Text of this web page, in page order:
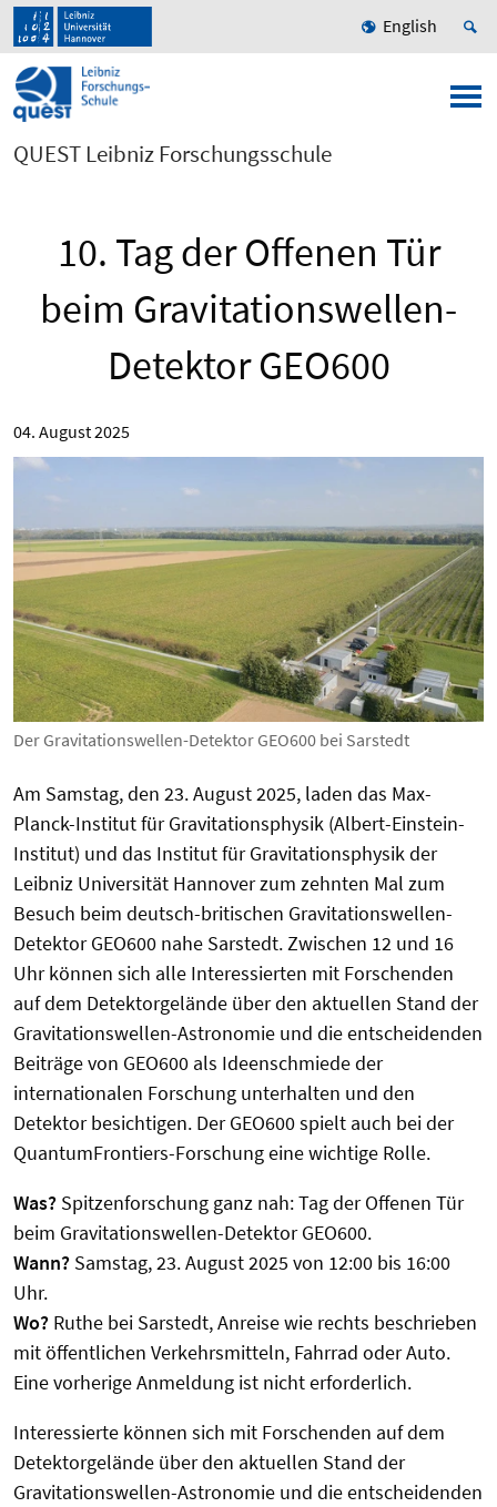
English
QUEST Leibniz Forschungsschule
10. Tag der Offenen Tür
beim Gravitationswellen-
Detektor GEO600
04. August 2025
Der Gravitationswellen-Detektor GEO600 bei Sarstedt
Am Samstag, den 23. August 2025, laden das Max-
Planck-Institut für Gravitationsphysik (Albert-Einstein-
Institut) und das Institut für Gravitationsphysik der
Leibniz Universität Hannover zum zehnten Mal zum
Besuch beim deutsch-britischen Gravitationswellen-
Detektor GEO600 nahe Sarstedt. Zwischen 12 und 16
Uhr können sich alle Interessierten mit Forschenden
auf dem Detektorgelände über den aktuellen Stand der
Gravitationswellen-Astronomie und die entscheidenden
Beiträge von GEO600 als Ideenschmiede der
internationalen Forschung unterhalten und den
Detektor besichtigen. Der GEO600 spielt auch bei der
QuantumFrontiers-Forschung eine wichtige Rolle.
Was? Spitzenforschung ganz nah: Tag der Offenen Tür
beim Gravitationswellen-Detektor GEO600.
Wann? Samstag, 23. August 2025 von 12:00 bis 16:00
Uhr.
Wo? Ruthe bei Sarstedt, Anreise wie rechts beschrieben
mit öffentlichen Verkehrsmitteln, Fahrrad oder Auto.
Eine vorherige Anmeldung ist nicht erforderlich.
Interessierte können sich mit Forschenden auf dem
Detektorgelände über den aktuellen Stand der
Gravitationswellen-Astronomie und die entscheidenden